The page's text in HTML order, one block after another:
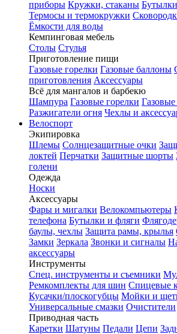
приборы Кружки, стаканы
Термосы и термокружки
Ёмкости для воды
Кемпинговая мебель
Столы Стулья
Приготовление пищи
Газовые горелки Газовые баллоны
приготовления Аксессуары
Всё для мангалов и барбекю
Шампура Газовые горелки
Разжигатели огня Чехлы и
Велоспорт
Экипировка
Шлемы Солнцезащитные очки
локтей Перчатки Защитные шорты
голени
Одежда
Носки
Аксессуары
Фары и мигалки Велокомпьютеры
телефона Бутылки и фляги
баулы, чехлы Защита рамы, крылья
Замки Зеркала Звонки и сигналы
аксессуары
Инструменты
Спец. инструменты и съемники
Ремкомплекты для шин Спицевые
Кусачки/плоскогубцы Мойки и
Универсальные смазки Очистители
Приводная часть
Каретки Шатуны Педали Цепи